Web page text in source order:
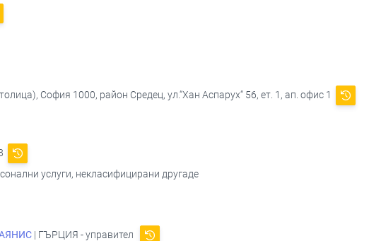
София 1000, район Средец, ул.“Хан Аспарух“ 56, ет. 1, ап. офис 1
услуги, некласифицирани другаде
| ГЪРЦИЯ - управител